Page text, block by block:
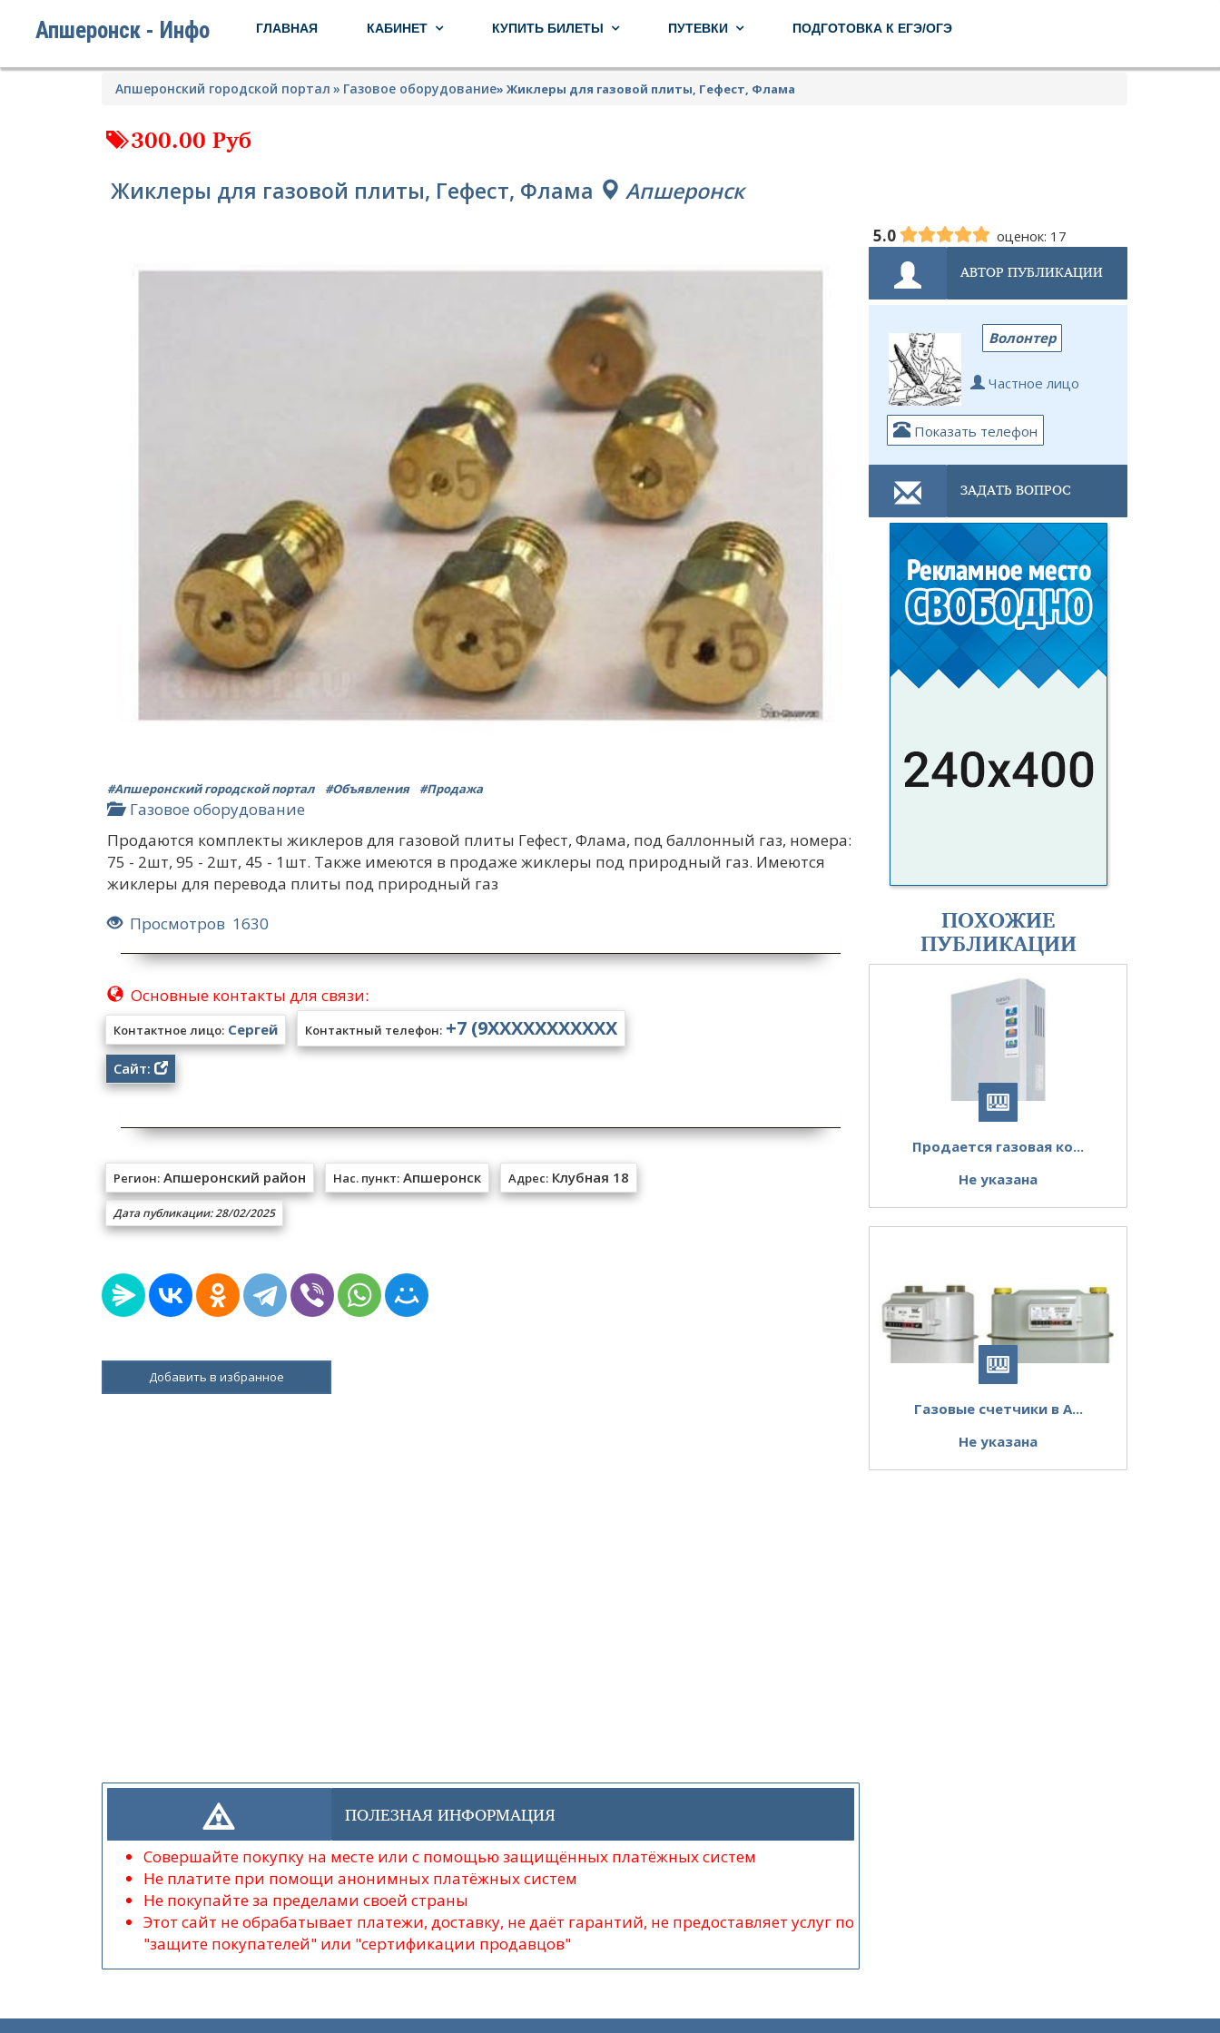
Апшеронск - Инфо ГЛАВНАЯ КАБИНЕТ КУПИТЬ БИЛЕТЫ ПУТЕВКИ ПОДГОТОВКА К ЕГЭ/ОГЭ
Апшеронский городской портал Газовое оборудование» Жиклеры для газовой плиты, Гефест, Флама
300.00 Руб
Жиклеры для газовой плиты, Гефест, Флама Апшеронск
#Апшеронский городской портал #Объявления #Продажа
Газовое оборудование
Продаются комплекты жиклеров для газовой плиты Гефест, Флама, под баллонный газ, номера:
75 - 2шт, 95 - 2шт, 45 - 1шт. Также имеются в продаже жиклеры под природный газ. Имеются
жиклеры для перевода плиты под природный газ
Просмотров 1630
Основные контакты для связи:
Контактное лицо: Сергей Контактный телефон: +7 (9XXXXXXXXXXX
Сайт:
Регион: Апшеронский район Нас. пункт: Апшеронск Адрес: Клубная 18
Дата публикации: 28/02/2025
Добавить в избранное
ПОЛЕЗНАЯ ИНФОРМАЦИЯ
Совершайте покупку на месте или с помощью защищённых платёжных систем
Не платите при помощи анонимных платёжных систем
Не покупайте за пределами своей страны
Этот сайт не обрабатывает платежи, доставку, не даёт гарантий, не предоставляет услуг по
"защите покупателей" или "сертификации продавцов"
5.0 оценок: 17
АВТОР ПУБЛИКАЦИИ
Волонтер
Частное лицо
Показать телефон
ЗАДАТЬ ВОПРОС
ПОХОЖИЕ
ПУБЛИКАЦИИ
Продается газовая ко...
Не указана
Газовые счетчики в А...
Не указана